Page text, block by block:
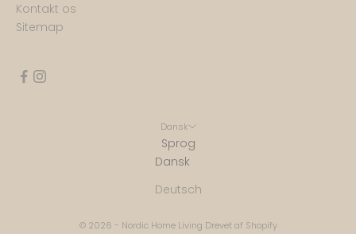
Kontakt os
Sitemap
Dansk
Sprog
Dansk
Deutsch
© 2026 - Nordic Home Living Drevet af Shopify